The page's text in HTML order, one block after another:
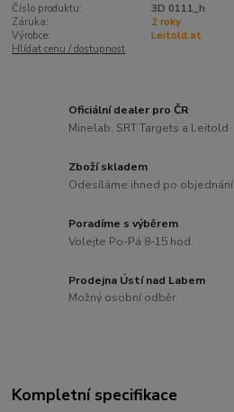
Číslo produktu:
3D 0111_h
Záruka:
2 roky
Výrobce:
Leitold.at
Hlídat cenu / dostupnost
Oficiální dealer pro ČR
Minelab, SRT Targets a Leitold
Zboží skladem
Odesíláme ihned po objednání
Poradíme s výběrem
Volejte Po-Pá 8-15 hod.
Prodejna Ústí nad Labem
Možný osobní odběr
Kompletní specifikace